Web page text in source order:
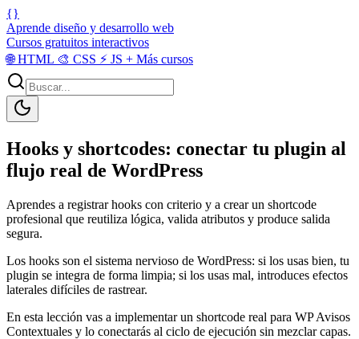
{}
Aprende diseño y desarrollo web
Cursos gratuitos interactivos
🌐HTML 🎨 CSS ⚡ JS + Más cursos
Hooks y shortcodes: conectar tu plugin al
flujo real de WordPress
Aprendes a registrar hooks con criterio y a crear un shortcode
profesional que reutiliza lógica, valida atributos y produce salida
segura.
Los hooks son el sistema nervioso de WordPress: si los usas bien, tu
plugin se integra de forma limpia; si los usas mal, introduces efectos
laterales difíciles de rastrear.
En esta lección vas a implementar un shortcode real para WP Avisos
Contextuales y lo conectarás al ciclo de ejecución sin mezclar capas.